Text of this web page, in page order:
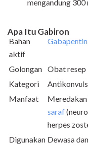
mengandung
Apa Itu Gabiron
Bahan
aktif
Gabapentin
Golongan Obat resep
Kategori
Manfaat
saraf
herpes
Digunakan Dewasa